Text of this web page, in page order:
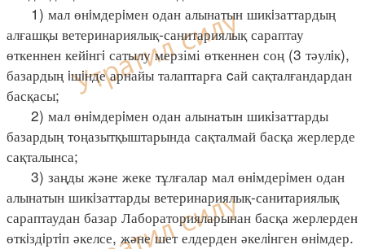
1) мал өнiмдерiмен одан алынатын шикiзаттардың
алғашқы ветеринариялық-санитариялық сараптау
өткеннен кейiнгi сатылу мерзімі өткеннен соң (3 тәулiк),
базардың iшiнде арнайы талаптарға cай сақталғандардан
басқасы;
2) мал өнiмдерiмен одан алынатын шикiзаттарды
базардың тоңазытқыштарында сақталмай басқа жерлерде
сақталынса;
3) заңды және жеке тұлғалар мал өнiмдерiмен одан
алынатын шикiзаттарды ветеринариялық-санитариялық
сараптаудан базар Лабораторияларынан басқа жерлерден
өткiздiртiп әкелсе, және шет елдерден әкелiнген өнiмдер.